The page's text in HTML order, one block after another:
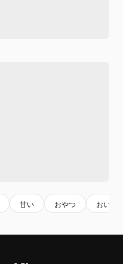
甘い おやつ おいし